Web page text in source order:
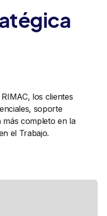
los clientes
soporte
más completo en la
el Trabajo.